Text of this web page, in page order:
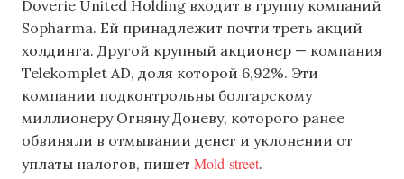
Doverie United Holding входит в группу компаний
Sopharma. Ей принадлежит почти треть акций
холдинга. Другой крупный акционер — компания
Telekomplet AD, доля которой 6,92%. Эти
компании подконтрольны болгарскому
миллионеру Огняну Доневу, которого ранее
обвиняли в отмывании денег и уклонении от
уплаты налогов, пишет Mold-street.